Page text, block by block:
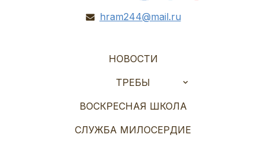
hram244@mail.ru
НОВОСТИ
ТРЕБЫ
ВОСКРЕСНАЯ ШКОЛА
СЛУЖБА МИЛОСЕРДИЕ